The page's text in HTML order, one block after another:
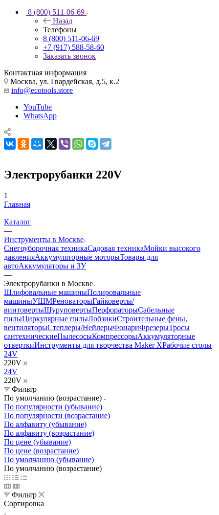
8 (800) 511-06-69
Назад
Телефоны
8 (800) 511-06-69
+7 (917) 588-58-60
Заказать звонок
Контактная информация
Москва, ул. Гвардейская, д.5, к.2
info@ecotools.store
YouTube
WhatsApp
Электрорубанки 220V
1
Главная
—
Каталог
—
Инструменты в Москве
Снегоуборочная техникаСадовая техникаМойки высокого
давленияАккумуляторные моторыТовары для
автоАккумуляторы и ЗУ
—
Электрорубанки в Москве
Шлифовальные машиныПолировальные
машиныУШМРеноваторыГайковерты/
винтовертыШуруповертыПерфораторыСабельные
пилыЦиркулярные пилыЛобзикиСтроительные фены,
вентиляторыСтеплеры/НейлерыФонариФрезерыТросы
сантехническиеПылесосыКомпрессорыАккумуляторные
отверткиИнструменты для творчества Maker XРабочие столы
24V
220V
24V
220V
Фильтр
По умолчанию (возрастание)
По популярности (убывание)
По популярности (возрастание)
По алфавиту (убывание)
По алфавиту (возрастание)
По цене (убывание)
По цене (возрастание)
По умолчанию (убывание)
По умолчанию (возрастание)
Фильтр
Сортировка